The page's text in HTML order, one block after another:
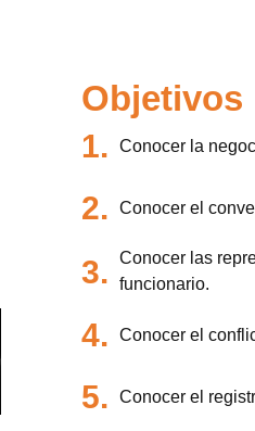
Objetivos
1. Conocer la
2. Conocer el
3.
Conocer las
funcionario.
4. Conocer el
5. Conocer el